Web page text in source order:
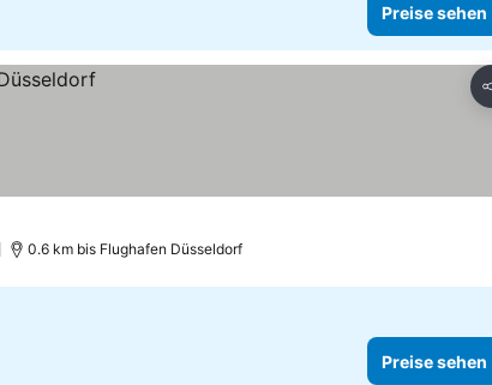
Preise sehen
0.6 km bis Flughafen Düsseldorf
Preise sehen